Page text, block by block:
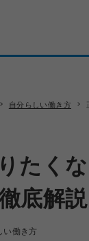
自分らしい働き方
たく
底解説
い働き方